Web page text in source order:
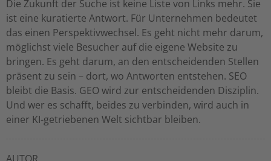
Die Zukunft der Suche ist keine Liste von Links mehr. Sie
ist eine kuratierte Antwort. Für Unternehmen bedeutet
das einen Perspektivwechsel. Es geht nicht mehr darum,
möglichst viele Besucher auf die eigene Website zu
bringen. Es geht darum, an den entscheidenden Stellen
präsent zu sein – dort, wo Antworten entstehen. SEO
bleibt die Basis. GEO wird zur entscheidenden Disziplin.
Und wer es schafft, beides zu verbinden, wird auch in
einer KI-getriebenen Welt sichtbar bleiben.